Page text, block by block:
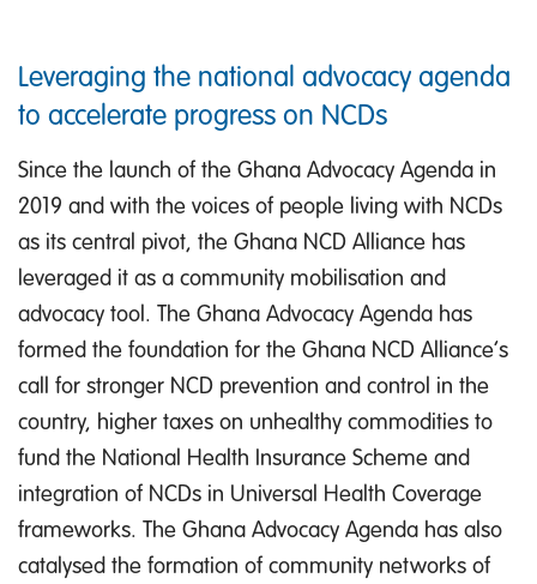
Leveraging the national advocacy agenda
to accelerate progress on NCDs
Since the launch of the Ghana Advocacy Agenda in
2019 and with the voices of people living with NCDs
as its central pivot, the Ghana NCD Alliance has
leveraged it as a community mobilisation and
advocacy tool. The Ghana Advocacy Agenda has
formed the foundation for the Ghana NCD Alliance’s
call for stronger NCD prevention and control in the
country, higher taxes on unhealthy commodities to
fund the National Health Insurance Scheme and
integration of NCDs in Universal Health Coverage
frameworks. The Ghana Advocacy Agenda has also
catalysed the formation of community networks of